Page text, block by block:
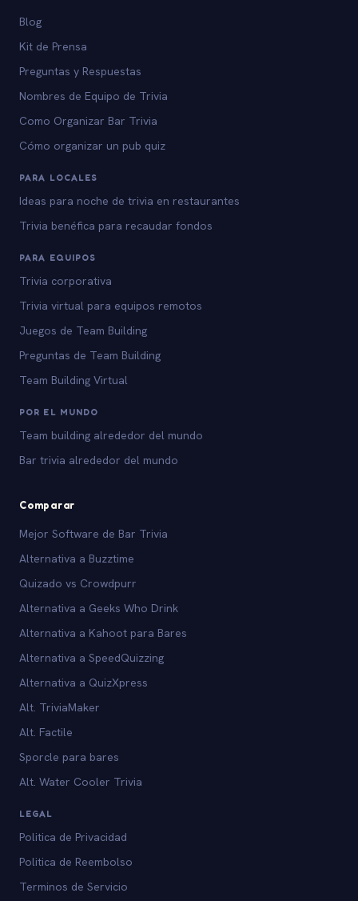
Blog
Kit de Prensa
Preguntas y Respuestas
Nombres de Equipo de Trivia
Como Organizar Bar Trivia
Cómo organizar un pub quiz
PARA LOCALES
Ideas para noche de trivia en restaurantes
Trivia benéfica para recaudar fondos
PARA EQUIPOS
Trivia corporativa
Trivia virtual para equipos remotos
Juegos de Team Building
Preguntas de Team Building
Team Building Virtual
POR EL MUNDO
Team building alrededor del mundo
Bar trivia alrededor del mundo
Comparar
Mejor Software de Bar Trivia
Alternativa a Buzztime
Quizado vs Crowdpurr
Alternativa a Geeks Who Drink
Alternativa a Kahoot para Bares
Alternativa a SpeedQuizzing
Alternativa a QuizXpress
Alt. TriviaMaker
Alt. Factile
Sporcle para bares
Alt. Water Cooler Trivia
LEGAL
Politica de Privacidad
Politica de Reembolso
Terminos de Servicio